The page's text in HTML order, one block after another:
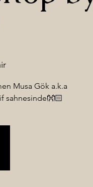
Musa Gök a.k.a
sahnesinde👐🏻